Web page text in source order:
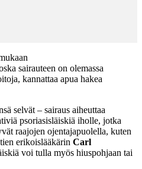
sairauteen on olemassa
kannattaa apua hakea
selvät – sairaus aiheuttaa
psoriasisläiskiä iholle, jotka
raajojen ojentajapuolella, kuten
erikoislääkärin Carl
voi tulla myös hiuspohjaan tai